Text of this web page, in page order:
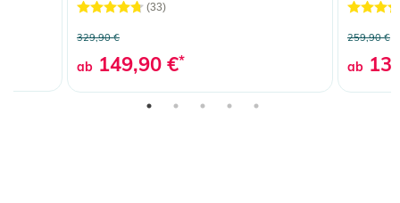
(33)
329,90 €
ab 149,90 €*
259,90 €
ab